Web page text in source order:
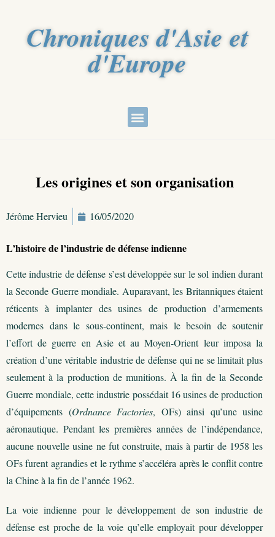
Chroniques d'Asie et
d'Europe
Les origines et son organisation
Jérôme Hervieu 16/05/2020
L’histoire de l’industrie de défense indienne
Cette industrie de défense s’est développée sur le sol indien durant
la Seconde Guerre mondiale. Auparavant, les Britanniques étaient
réticents à implanter des usines de production d’armements
modernes dans le sous-continent, mais le besoin de soutenir
l’effort de guerre en Asie et au Moyen-Orient leur imposa la
création d’une véritable industrie de défense qui ne se limitait plus
seulement à la production de munitions. À la fin de la Seconde
Guerre mondiale, cette industrie possédait 16 usines de production
d’équipements (Ordnance Factories, OFs) ainsi qu’une usine
aéronautique. Pendant les premières années de l’indépendance,
aucune nouvelle usine ne fut construite, mais à partir de 1958 les
OFs furent agrandies et le rythme s’accéléra après le conflit contre
la Chine à la fin de l’année 1962.
La voie indienne pour le développement de son industrie de
défense est proche de la voie qu’elle employait pour développer